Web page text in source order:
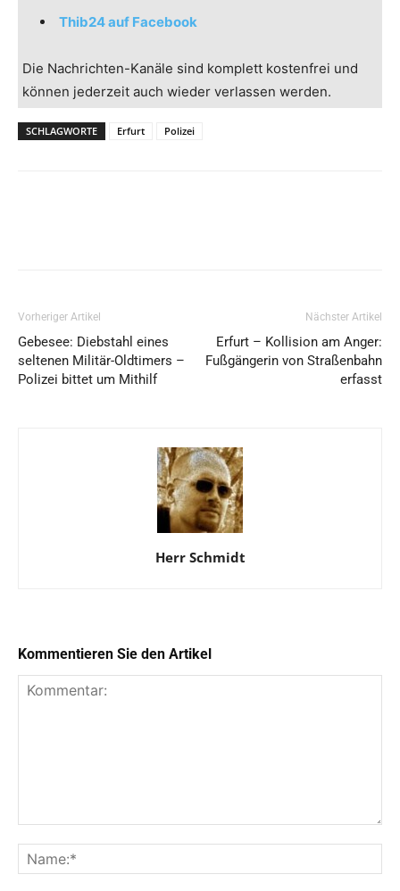
Thib24 auf Facebook
Die Nachrichten-Kanäle sind komplett kostenfrei und
können jederzeit auch wieder verlassen werden.
SCHLAGWORTE Erfurt Polizei
Vorheriger Artikel
Gebesee: Diebstahl eines
seltenen Militär-Oldtimers –
Polizei bittet um Mithilf
Nächster Artikel
Erfurt – Kollision am Anger:
Fußgängerin von Straßenbahn
erfasst
Herr Schmidt
Kommentieren Sie den Artikel